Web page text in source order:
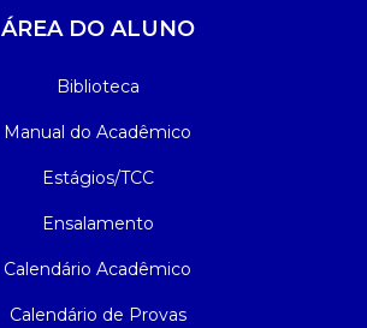
ÁREA DO ALUNO
Biblioteca
Manual do Acadêmico
Estágios/TCC
Ensalamento
Calendário Acadêmico
Calendário de Provas